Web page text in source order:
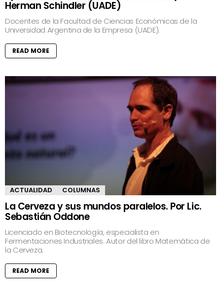
Herman Schindler (UADE)
Docentes de la Facultad de Ciencias Económicas de la
Universidad Argentina de la Empresa (UADE).
READ MORE
ACTUALIDAD COLUMNAS
La Cerveza y sus mundos paralelos. Por Lic.
Sebastián Oddone
Licenciado en Biotecnología, especialista en
Fermentaciones Industriales. Autor del libro Matemática de
la Cerveza.
READ MORE